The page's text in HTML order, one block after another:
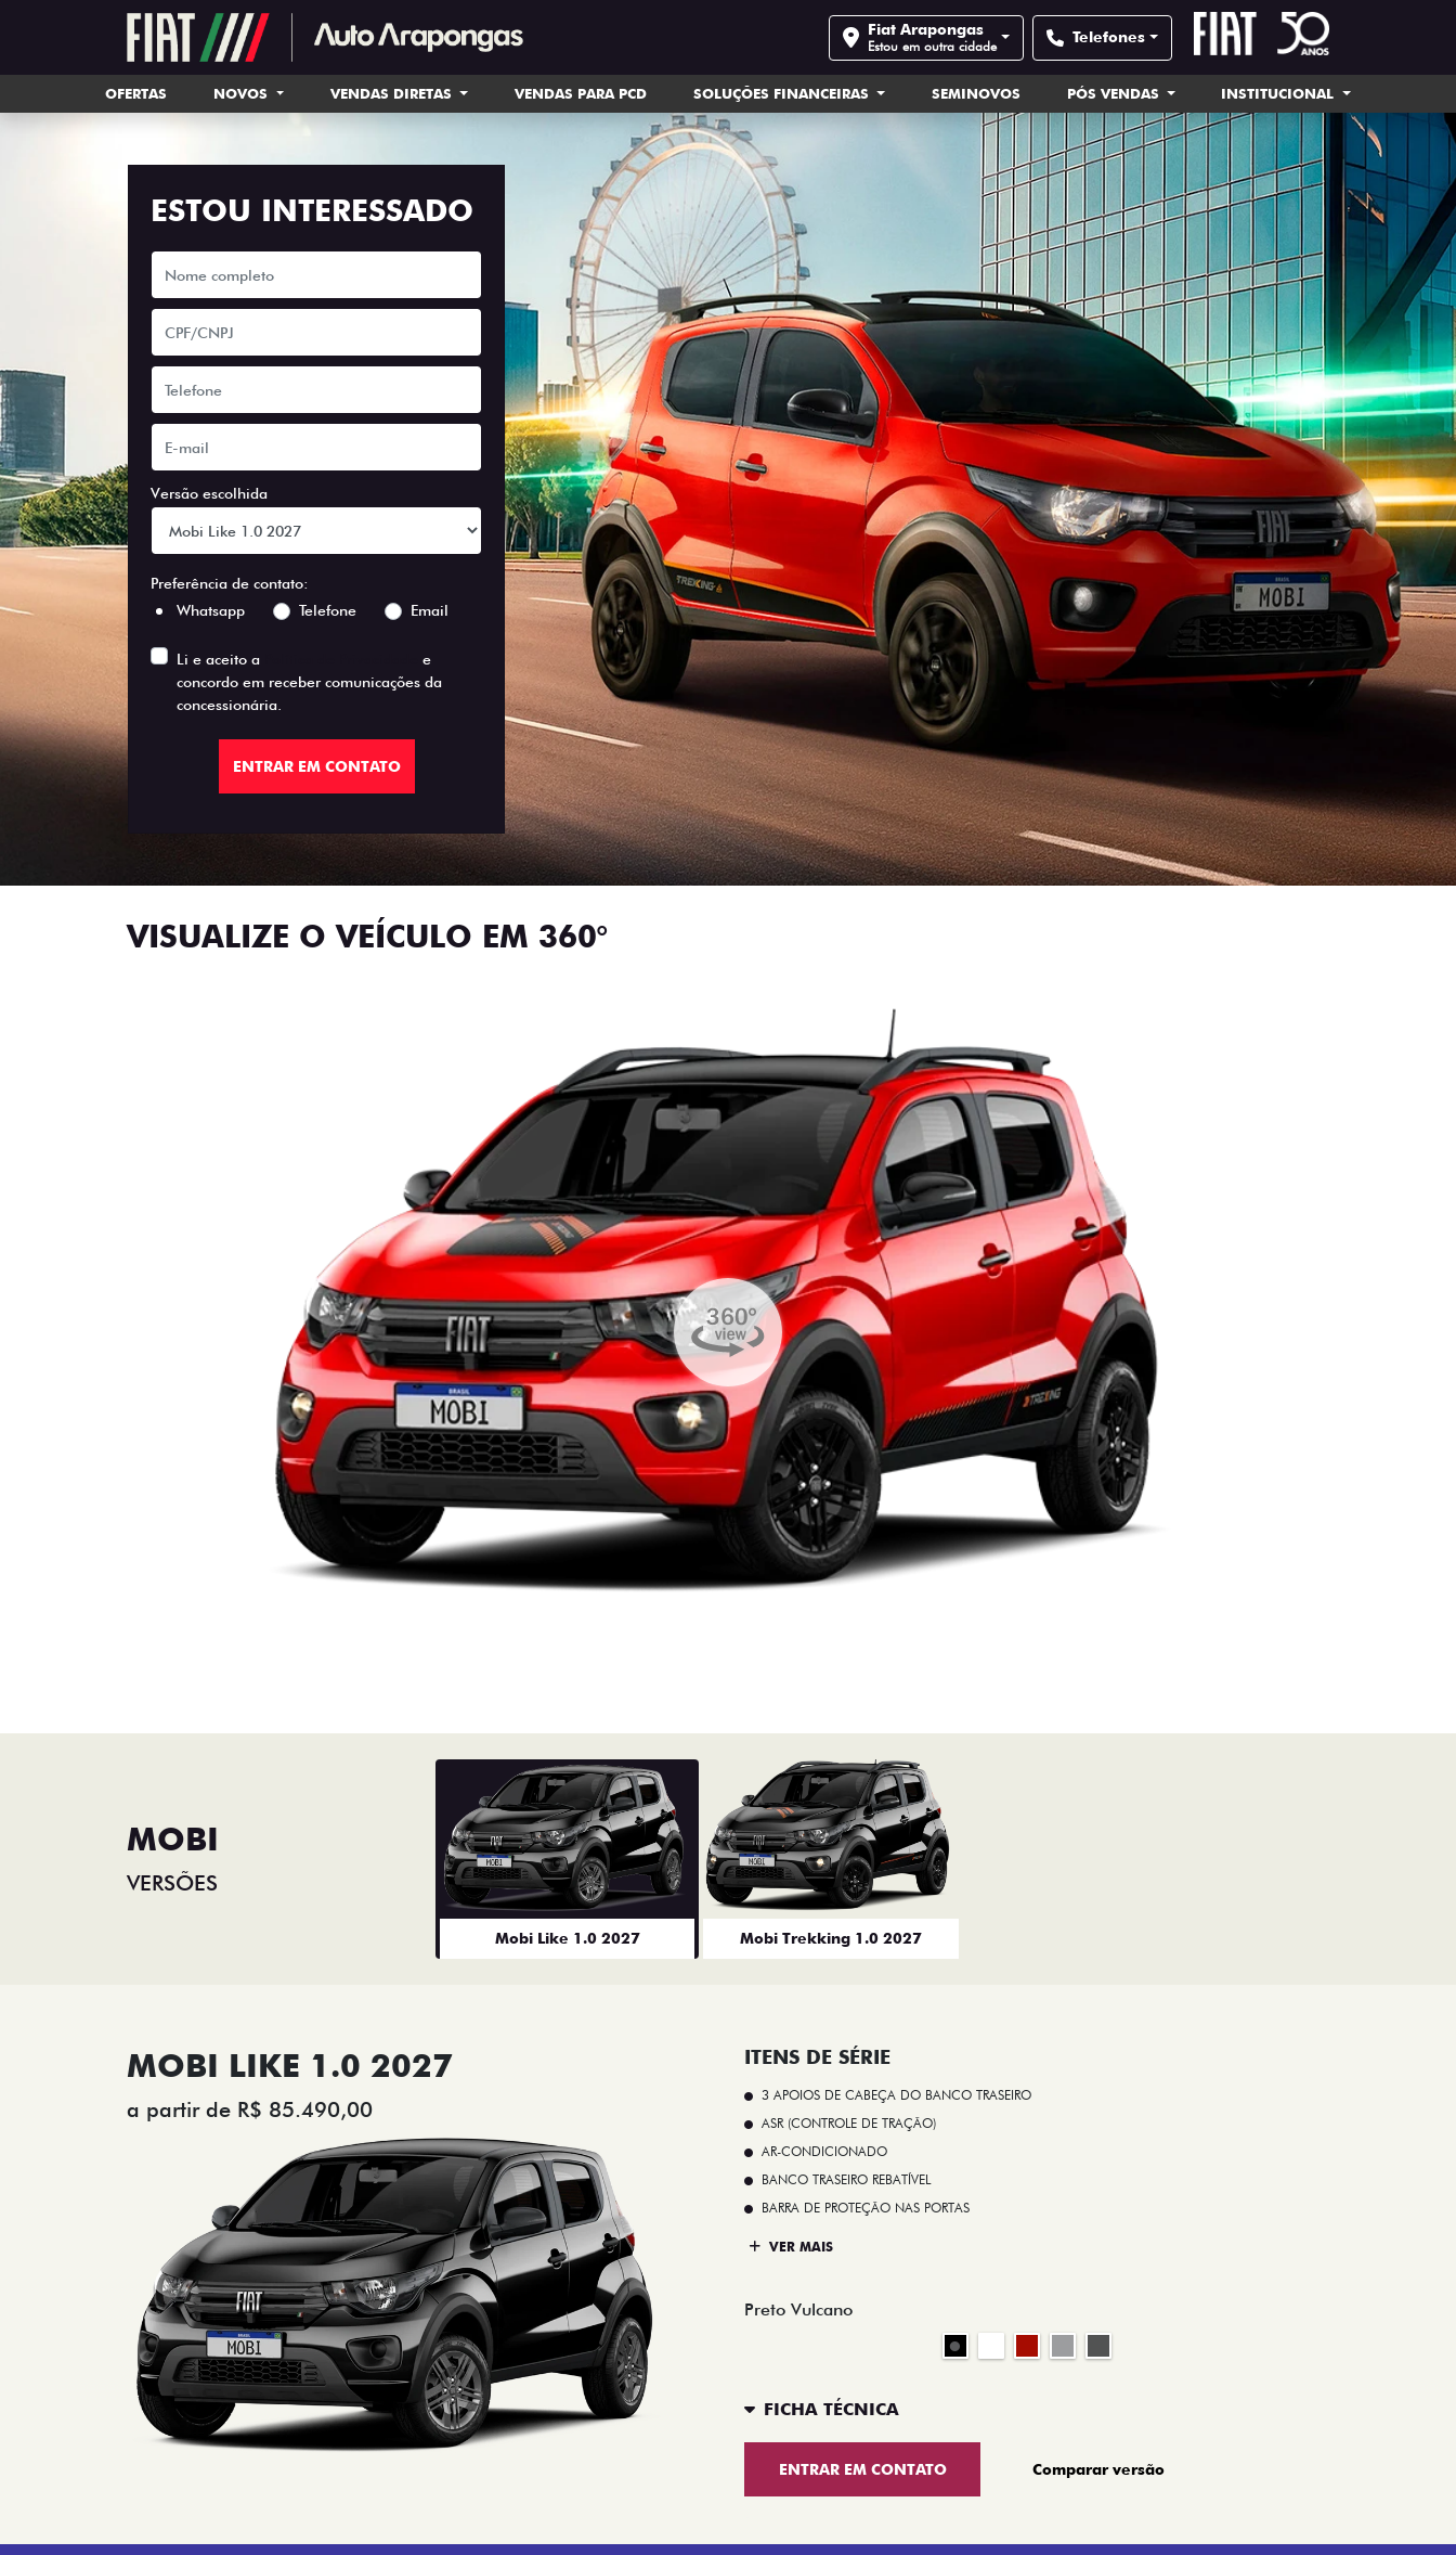
Fiat Arapongas
Estou em outra cidade Telefones
OFERTAS NOVOS VENDAS DIRETAS VENDAS PARA PCD SOLUÇÕES FINANCEIRAS SEMINOVOS PÓS VENDAS INSTITUCIONAL
ESTOU INTERESSADO
Versão escolhida
Preferência de contato:
Whatsapp
Telefone Email
Li e aceito a
e
concordo em receber comunicações da
concessionária.
ENTRAR EM CONTATO
VISUALIZE O VEÍCULO EM 360°
MOBI
VERSÕES
Mobi Like 1.0 2027 Mobi Trekking 1.0 2027
MOBI LIKE 1.0 2027
a partir de R$ 85.490,00
ITENS DE SÉRIE
3 APOIOS DE CABEÇA DO BANCO TRASEIRO
ASR (CONTROLE DE TRAÇÃO)
AR-CONDICIONADO
BANCO TRASEIRO REBATÍVEL
BARRA DE PROTEÇÃO NAS PORTAS
VER MAIS
Preto Vulcano
FICHA TÉCNICA
ENTRAR EM CONTATO Comparar versão